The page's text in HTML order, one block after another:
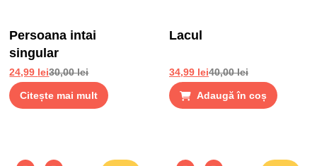
Persoana intai
singular
30,00lei
24,99 lei
Citește mai mult
Lacul
40,00lei
34,99 lei
Adaugă în coș